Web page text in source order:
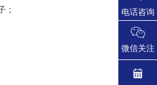
；
电话咨询
微信关注